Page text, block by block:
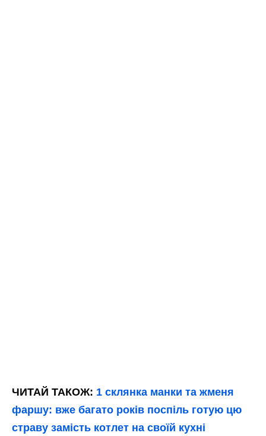
ЧИТАЙ ТАКОЖ: 1 склянка манки та жменя
фаршу: вже багато років поспіль готую цю
страву замість котлет на своїй кухні